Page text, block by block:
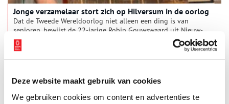
Deze website maakt gebruik van cookies
We gebruiken cookies om content en advertenties te
Jonge verzamelaar stort zich op Hilversum in de oorlog
Dat de Tweede Wereldoorlog niet alleen een ding is van
senioren, bewijst de 22-jarige Robin Gouwswaard uit Nieuw-
Loosdrecht. Hij bezit al 5.000 voorwerpen over Hilversum en
omgeving in de oorlog.